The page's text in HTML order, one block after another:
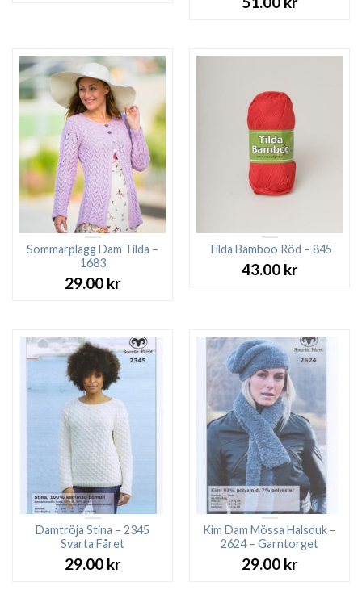
Sommarplagg Dam Tilda –
1683
29.00 kr
Tilda Bamboo Röd – 845
43.00 kr
Damtröja Stina – 2345
Svarta Fåret
29.00 kr
Kim Dam Mössa Halsduk –
2624 – Garntorget
29.00 kr